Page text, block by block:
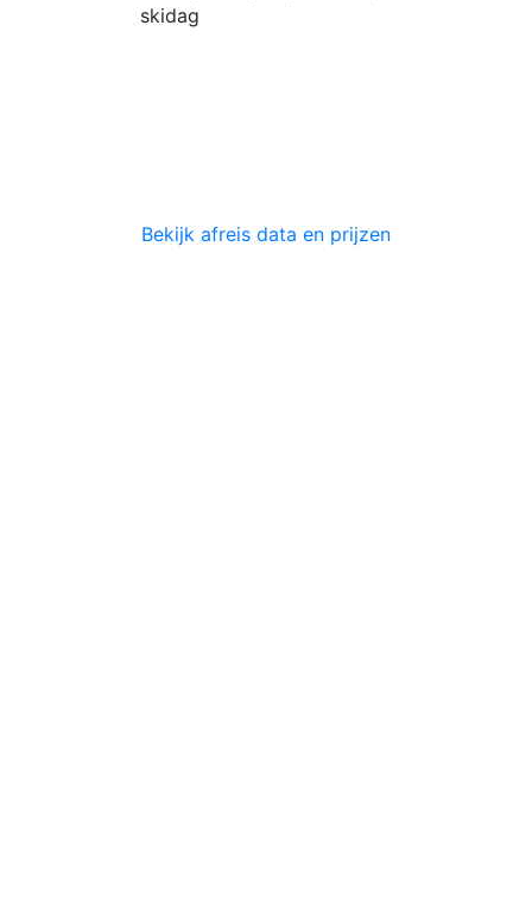
skidag
Bekijk afreis data en prijzen